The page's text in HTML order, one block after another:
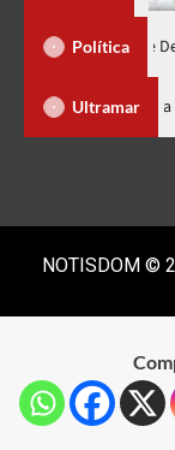
Política
de Delegados
Ultramar
Abinader
NOTISDOM ©